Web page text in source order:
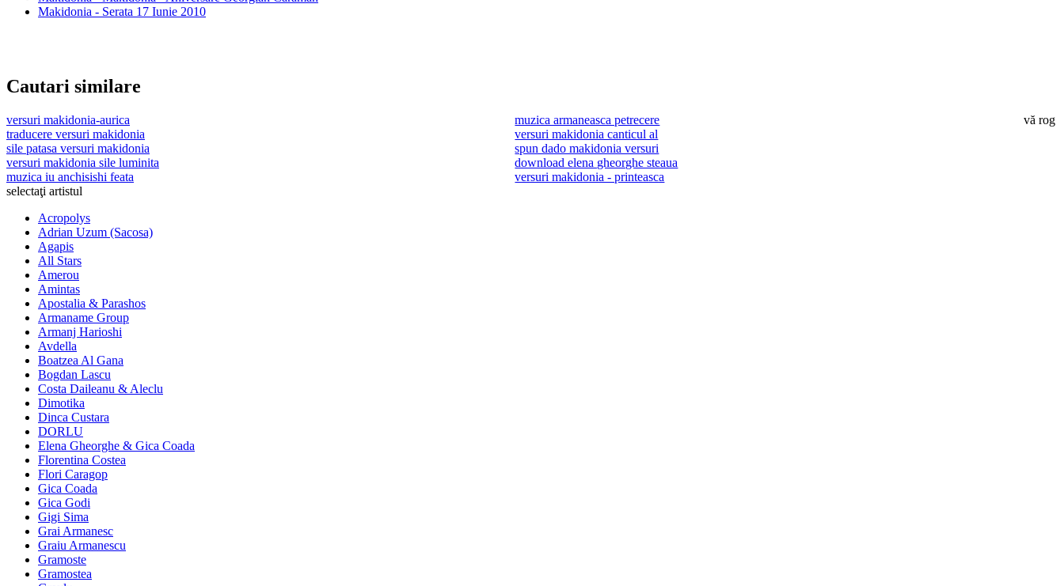
Makidonia - Serata 17 Iunie 2010
Cautari similare
versuri makidonia-aurica
muzica armaneasca petrecere
traducere versuri makidonia
versuri makidonia canticul al
sile patasa versuri makidonia
spun dado makidonia versuri
versuri makidonia sile luminita
download elena gheorghe steaua
muzica iu anchisishi feata
versuri makidonia - printeasca
vă rog
selectaţi artistul
Acropolys
Adrian Uzum (Sacosa)
Agapis
All Stars
Amerou
Amintas
Apostalia & Parashos
Armaname Group
Armanj Harioshi
Avdella
Boatzea Al Gana
Bogdan Lascu
Costa Daileanu & Aleclu
Dimotika
Dinca Custara
DORLU
Elena Gheorghe & Gica Coada
Florentina Costea
Flori Caragop
Gica Coada
Gica Godi
Gigi Sima
Grai Armanesc
Graiu Armanescu
Gramoste
Gramostea